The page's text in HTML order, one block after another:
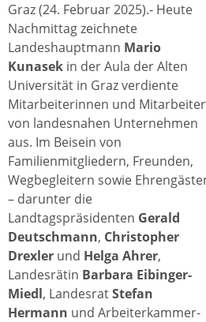
Graz (24. Februar 2025).- Heute
Nachmittag zeichnete
Landeshauptmann Mario
Kunasek in der Aula der Alten
Universität in Graz verdiente
Mitarbeiterinnen und Mitarbeiter
von landesnahen Unternehmen
aus. Im Beisein von
Familienmitgliedern, Freunden,
Wegbegleitern sowie
– darunter die
Landtagspräsidenten Gerald
Deutschmann, Christopher
Drexler und Helga Ahrer,
Landesrätin Barbara Eibinger-
Miedl, LandesratStefan
Hermann und Arbeiterkammer-